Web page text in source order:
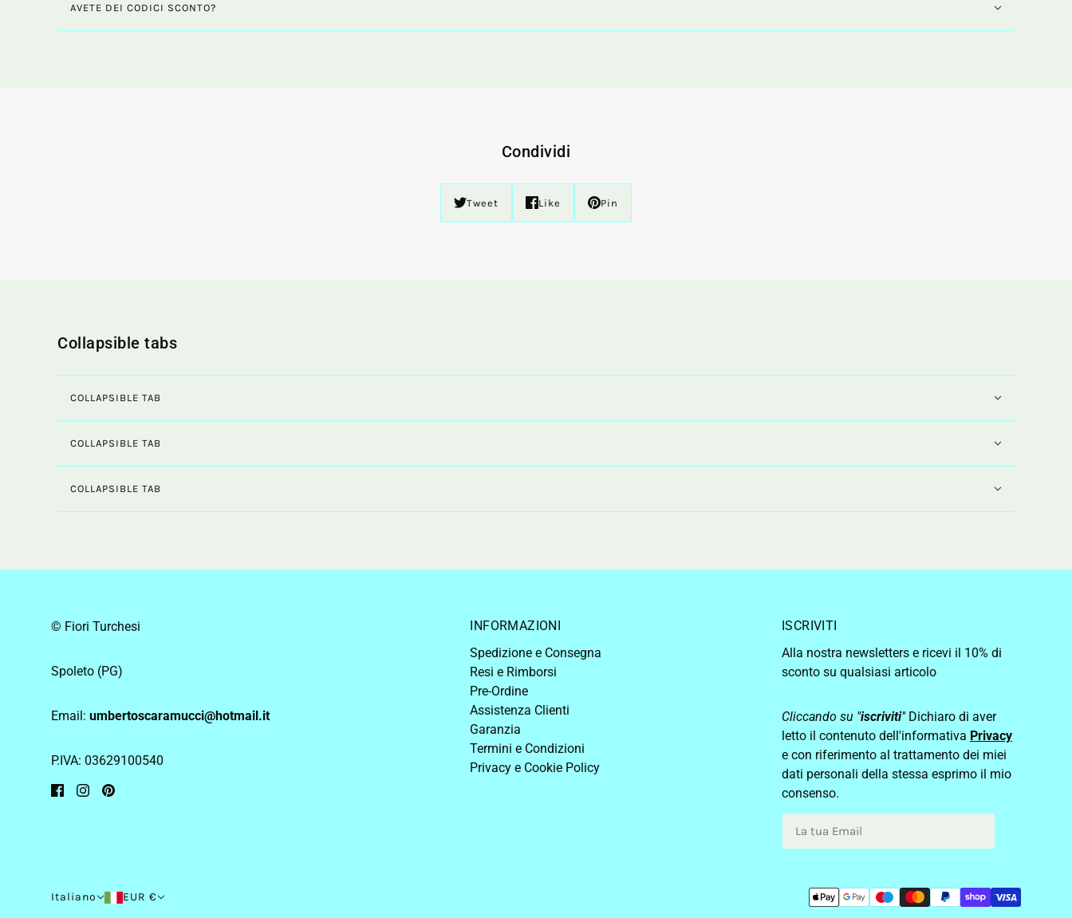
AVETE DEI CODICI SCONTO?
Condividi
Tweet Like Pin
Collapsible tabs
COLLAPSIBLE TAB
COLLAPSIBLE TAB
COLLAPSIBLE TAB
© Fiori Turchesi
Spoleto (PG)
Email: umbertoscaramucci@hotmail.it
P.IVA: 03629100540
INFORMAZIONI
Spedizione e Consegna
Resi e Rimborsi
Pre-Ordine
Assistenza Clienti
Garanzia
Termini e Condizioni
Privacy e Cookie Policy
ISCRIVITI
Alla nostra newsletters e ricevi il 10% di
sconto su qualsiasi articolo
Cliccando su "iscriviti" Dichiaro di aver
letto il contenuto dell'informativa Privacy
e con riferimento al trattamento dei miei
dati personali della stessa esprimo il mio
consenso.
Italiano EUR €